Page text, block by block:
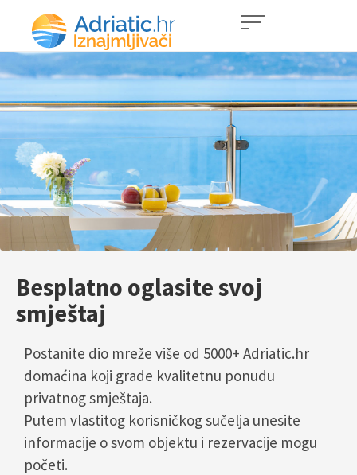
Besplatno oglasite svoj
smještaj
Postanite dio mreže više od 5000+ Adriatic.hr
domaćina koji grade kvalitetnu ponudu
privatnog smještaja.
Putem vlastitog korisničkog sučelja unesite
informacije o svom objektu i rezervacije mogu
početi.